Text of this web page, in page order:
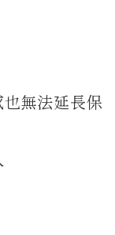
無法延長保